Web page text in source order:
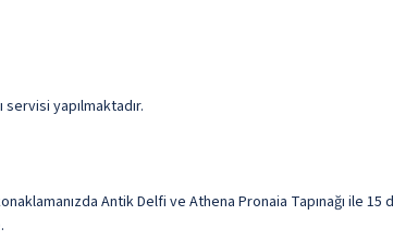
yapılmaktadır.
Antik Delfi ve Athena Pronaia Tapınağı ile 15